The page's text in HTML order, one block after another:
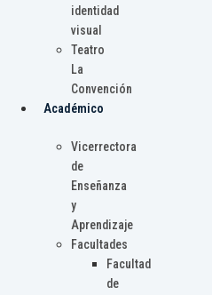
identidad
visual
Teatro
La
Convención
Académico
Vicerrectora
de
Enseñanza
y
Aprendizaje
Facultades
Facultad
de